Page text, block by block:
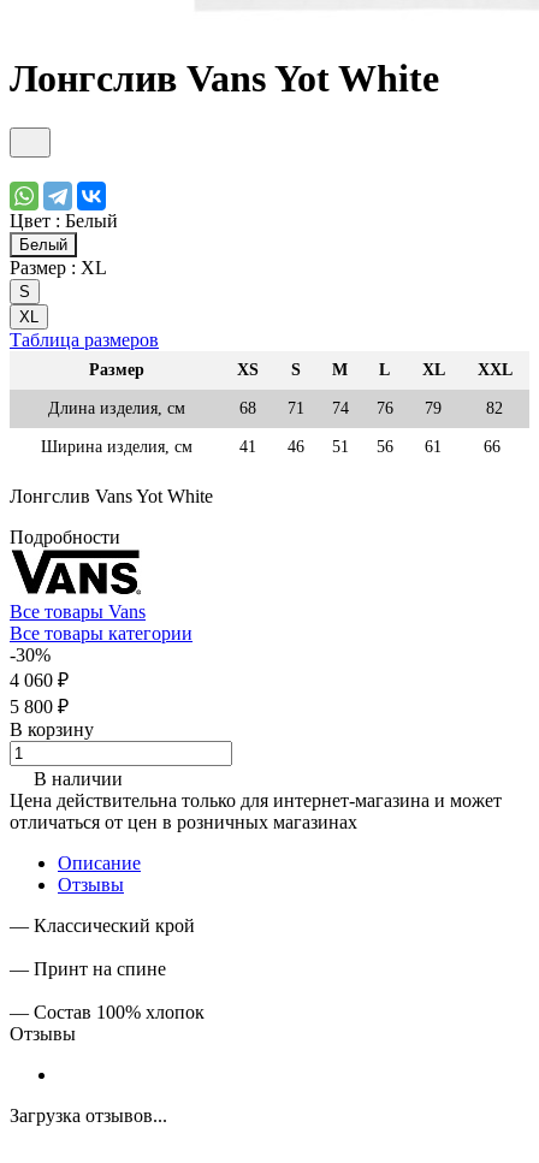
Лонгслив Vans Yot White
Цвет : Белый
Белый
Размер : XL
S
XL
Таблица размеров
Размер XS S M L XL XXL
Длина изделия, см 68 71 74 76 79 82
Ширина изделия, см 41 46 51 56 61 66
Лонгслив Vans Yot White
Подробности
Все товары Vans
Все товары категории
-30%
4 060 ₽
5 800 ₽
В корзину
В наличии
Цена действительна только для интернет-магазина и может
отличаться от цен в розничных магазинах
Описание
Отзывы
— Классический крой
— Принт на спине
— Состав 100% хлопок
Отзывы
Загрузка отзывов...